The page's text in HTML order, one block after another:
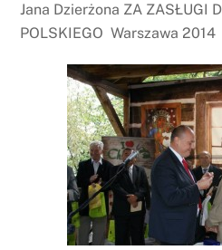
Jana Dzierżona ZA ZASŁUGI
POLSKIEGO Warszawa 2014